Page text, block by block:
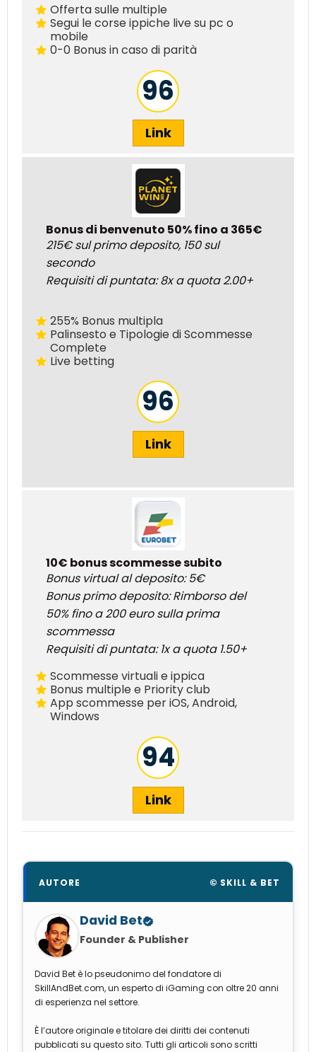
Offerta sulle multiple
Segui le corse ippiche live su pc o
mobile
0-0 Bonus in caso di parità
96
Link
Bonus di benvenuto 50% fino a 365€
215€ sul primo deposito, 150 sul
secondo
Requisiti di puntata: 8x a quota 2.00+
255% Bonus multipla
Palinsesto e Tipologie di Scommesse
Complete
Live betting
96
Link
10€ bonus scommesse subito
Bonus virtual al deposito: 5€
Bonus primo deposito: Rimborso del
50% fino a 200 euro sulla prima
scommessa
Requisiti di puntata: 1x a quota 1.50+
Scommesse virtuali e ippica
Bonus multiple e Priority club
App scommesse per iOS, Android,
Windows
94
Link
AUTORE © SKILL & BET
David Bet
Founder & Publisher
David Bet è lo pseudonimo del fondatore di
SkillAndBet.com, un esperto di iGaming con oltre 20 anni
di esperienza nel settore.
È l’autore originale e titolare dei diritti dei contenuti
pubblicati su questo sito. Tutti gli articoli sono scritti